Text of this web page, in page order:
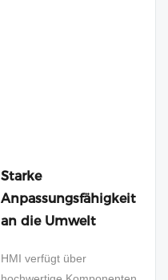
Starke
Anpassungsfähigkeit
an die Umwelt
HMI verfügt über